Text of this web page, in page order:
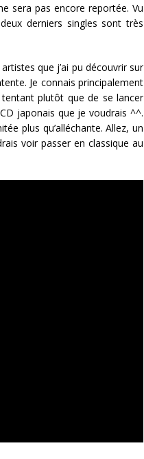
sera pas encore reportée. Vu
derniers singles sont très
que j’ai pu découvrir sur
Je connais principalement
plutôt que de se lancer
japonais que je voudrais ^^.
plus qu’alléchante. Allez, un
voir passer en classique au